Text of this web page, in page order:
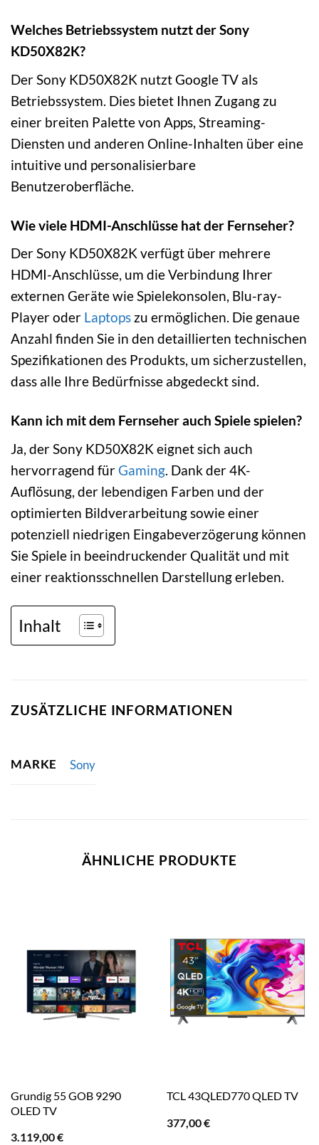
Welches Betriebssystem nutzt der Sony
KD50X82K?
Der Sony KD50X82K nutzt Google TV als
Betriebssystem. Dies bietet Ihnen Zugang zu
einer breiten Palette von Apps, Streaming-
Diensten und anderen Online-Inhalten über eine
intuitive und personalisierbare
Benutzeroberfläche.
Wie viele HDMI-Anschlüsse hat der Fernseher?
Der Sony KD50X82K verfügt über mehrere
HDMI-Anschlüsse, um die Verbindung Ihrer
externen Geräte wie Spielekonsolen, Blu-ray-
Player oder Laptops zu ermöglichen. Die genaue
Anzahl finden Sie in den detaillierten technischen
Spezifikationen des Produkts, um sicherzustellen,
dass alle Ihre Bedürfnisse abgedeckt sind.
Kann ich mit dem Fernseher auch Spiele spielen?
Ja, der Sony KD50X82K eignet sich auch
hervorragend für Gaming. Dank der 4K-
Auflösung, der lebendigen Farben und der
optimierten Bildverarbeitung sowie einer
potenziell niedrigen Eingabeverzögerung können
Sie Spiele in beeindruckender Qualität und mit
einer reaktionsschnellen Darstellung erleben.
Inhalt
ZUSÄTZLICHE INFORMATIONEN
MARKE Sony
ÄHNLICHE PRODUKTE
Grundig 55 GOB 9290
OLED TV
3.119,00€
TCL 43QLED770 QLED TV
377,00€